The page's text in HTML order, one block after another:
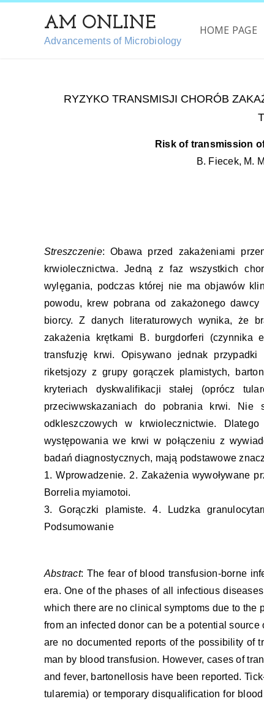
AM ONLINE
Advancements of Microbiology
HOME PAGE
RYZYKO TRANSMISJI CHORÓB
Risk of transmission
B. Fiecek, M.
Streszczenie: Obawa przed zakażeniami
krwiolecznictwa. Jedną z faz wszystkich
wylęgania, podczas której nie ma objawów
powodu, krew pobrana od zakażonego
biorcy. Z danych literaturowych wynika, że
zakażenia krętkami B. burgdorferi (czynnika
transfuzję krwi. Opisywano jednak
riketsjozy z grupy gorączek plamistych,
kryteriach dyskwalifikacji stałej (oprócz
przeciwwskazaniach do pobrania krwi. Nie
odkleszczowych w krwiolecznictwie.
występowania we krwi w połączeniu z
badań diagnostycznych, mają podstawowe
1. Wprowadzenie. 2. Zakażenia wywoływane
Borrelia myiamotoi.
3. Gorączki plamiste. 4. Ludzka
Podsumowanie
Abstract: The fear of blood transfusion-borne
era. One of the phases of all infectious
which there are no clinical symptoms due to the
from an infected donor can be a potential
are no documented reports of the possibility of
man by blood transfusion. However, cases of
and fever, bartonellosis have been reported.
tularemia) or temporary disqualification for